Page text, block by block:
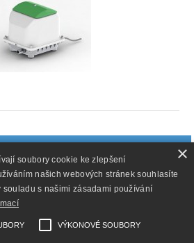
1 499 Kč
×
soubory cookie ke zlepšení
našich webových stránek souhlasíte
souladu s našimi zásadami používání
VÝKONOVÉ SOUBORY